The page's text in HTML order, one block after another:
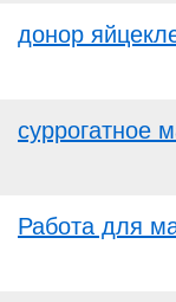
донор
суррогатное
Работа для